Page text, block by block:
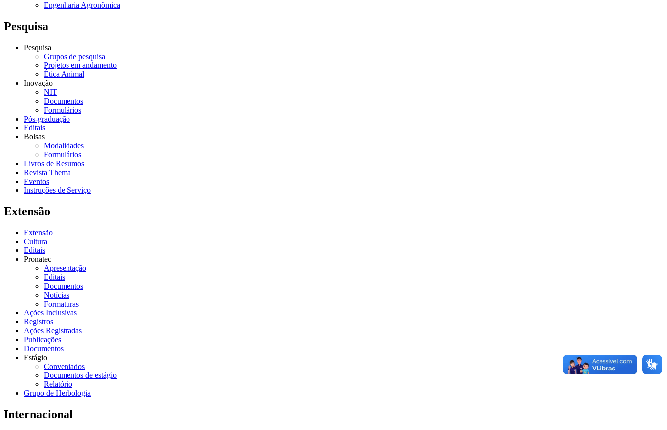
Engenharia Agronômica
Pesquisa
Pesquisa
Grupos de pesquisa
Projetos em andamento
Ética Animal
Inovação
NIT
Documentos
Formulários
Pós-graduação
Editais
Bolsas
Modalidades
Formulários
Livros de Resumos
Revista Thema
Eventos
Instruções de Serviço
Extensão
Extensão
Cultura
Editais
Pronatec
Apresentação
Editais
Documentos
Notícias
Formaturas
Ações Inclusivas
Registros
Ações Registradas
Publicações
Documentos
Estágio
Conveniados
Documentos de estágio
Relatório
Grupo de Herbologia
Internacional